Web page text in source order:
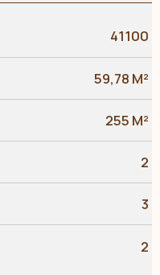
41100
59,78 M²
255 M²
2
3
2